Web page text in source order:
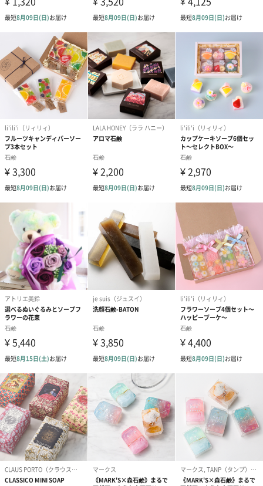
フトに喜ばれています。
石鹸なので相手の好みを大きく外すこともありません。
お子さんのいらっしゃるご家庭では、喜んで手洗いをしてくれる
ように。
美容に興味のある、可愛いもの好きな女性や、ブライダルギフト
にもおすすめです。
商品詳細情報
キューブジェム2個
商品サイズ
長さ約50mm×幅約50mm×高さ約50mm
パッケージ外
装
直方体紙箱
パッケージ外
装サイズ
長さ約151mm×幅約99mm×高さ約50mm
パッケージ全
体重量
320g
パッケージ内
同梱物
説明書
植物性石鹸素地、TEA、水、グリセリン、スクロー
ス、PG、EDTA-2Na、香料 +/-青1、緑3，赤106、赤
401、マイカ、酸化スズ、酸化鉄、酸化チタン、合成
金雲母、酸化クロム、グンジョウ
原産国（製造
国）
日本
ご注意 パッケージが異なる場合があります。
商品オプション情報